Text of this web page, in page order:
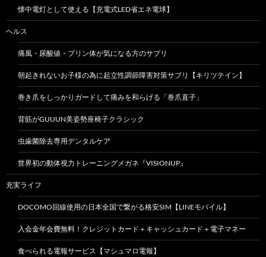
懐中電灯として使える【充電式LED省エネ電球】
ヘルス
痛風・尿酸値・プリン体が気になる方のサプリ
朝起きれないお子様の為に起立性調節障害対策サプリ【キリツテイン】
巻き爪をしっかりガードして痛みを和らげる「巻爪直子」
背筋がGUUUN美姿勢座椅子クラシック
虫歯菌除去専用デンタルケア
世界初の動体視力トレーニングメガネ『VISIONUP』
充実ライフ
DOCOMO回線使用の日本全国で繋がる格安SIM【LINEモバイル】
入会金年会費無料！クレジットカード＋キャッシュカード＋電子マネー
食べられる電報サービス【マシュマロ電報】